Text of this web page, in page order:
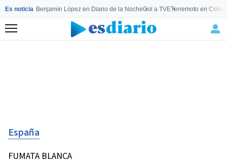
Es noticia Benjamín López en Diario de la NocheGol a TVETerremoto en
Menú
España
FUMATA BLANCA